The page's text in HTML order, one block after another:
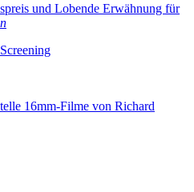
und Lobende Erwähnung für
16mm-Filme von Richard